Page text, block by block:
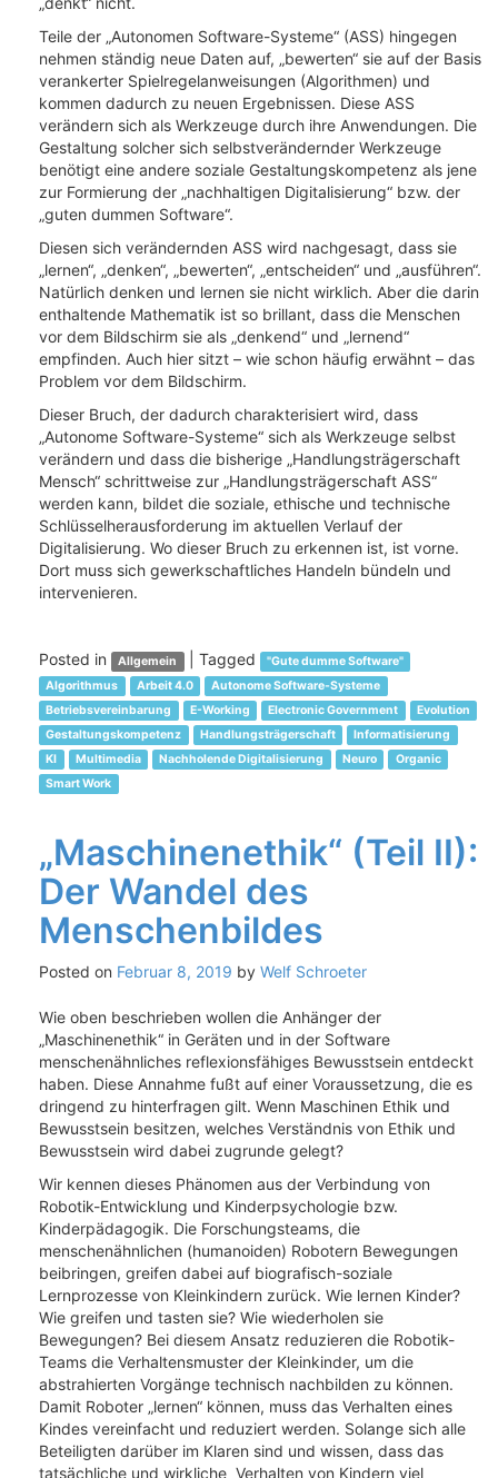
Teile der „Autonomen Software-Systeme“ (ASS) hingegen
nehmen ständig neue Daten auf, „bewerten“ sie auf der Basis
verankerter Spielregelanweisungen (Algorithmen) und
kommen dadurch zu neuen Ergebnissen. Diese ASS
verändern sich als Werkzeuge durch ihre Anwendungen. Die
Gestaltung solcher sich selbstverändernder Werkzeuge
benötigt eine andere soziale Gestaltungskompetenz als jene
zur Formierung der „nachhaltigen Digitalisierung“ bzw. der
„guten dummen Software“.
Diesen sich verändernden ASS wird nachgesagt, dass sie
„lernen“, „denken“, „bewerten“, „entscheiden“ und „ausführen“.
Natürlich denken und lernen sie nicht wirklich. Aber die darin
enthaltende Mathematik ist so brillant, dass die Menschen
vor dem Bildschirm sie als „denkend“ und „lernend“
empfinden. Auch hier sitzt – wie schon häufig erwähnt – das
Problem vor dem Bildschirm.
Dieser Bruch, der dadurch charakterisiert wird, dass
„Autonome Software-Systeme“ sich als Werkzeuge selbst
verändern und dass die bisherige „Handlungsträgerschaft
Mensch“ schrittweise zur „Handlungsträgerschaft ASS“
werden kann, bildet die soziale, ethische und technische
Schlüsselherausforderung im aktuellen Verlauf der
Digitalisierung. Wo dieser Bruch zu erkennen ist, ist vorne.
Dort muss sich gewerkschaftliches Handeln bündeln und
intervenieren.
Posted in Allgemein Tagged
"Gute dumme Software"
Algorithmus
Arbeit 4.0
Autonome Software-Systeme
Betriebsvereinbarung
E-Working Electronic Government
Evolution
Gestaltungskompetenz
Handlungsträgerschaft
Informatisierung
KI
Multimedia Nachholende Digitalisierung Neuro
Organic
Smart Work
„Maschinenethik“ (Teil II):
Der Wandel des
Menschenbildes
Posted on Februar 8, 2019 by Welf Schroeter
Wie oben beschrieben wollen die Anhänger der
„Maschinenethik“ in Geräten und in der Software
menschenähnliches reflexionsfähiges Bewusstsein entdeckt
haben. Diese Annahme fußt auf einer Voraussetzung, die es
dringend zu hinterfragen gilt. Wenn Maschinen Ethik und
Bewusstsein besitzen, welches Verständnis von Ethik und
Bewusstsein wird dabei zugrunde gelegt?
Wir kennen dieses Phänomen aus der Verbindung von
Robotik-Entwicklung und Kinderpsychologie bzw.
Kinderpädagogik. Die Forschungsteams, die
menschenähnlichen (humanoiden) Robotern Bewegungen
beibringen, greifen dabei auf biografisch-soziale
Lernprozesse von Kleinkindern zurück. Wie lernen Kinder?
Wie greifen und tasten sie? Wie wiederholen sie
Bewegungen? Bei diesem Ansatz reduzieren die Robotik-
Teams die Verhaltensmuster der Kleinkinder, um die
abstrahierten Vorgänge technisch nachbilden zu können.
Damit Roboter „lernen“ können, muss das Verhalten eines
Kindes vereinfacht und reduziert werden. Solange sich alle
Beteiligten darüber im Klaren sind und wissen, dass das
tatsächliche und wirkliche Verhalten von Kindern viel